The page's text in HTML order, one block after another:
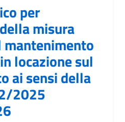
per
misura
locazione sul
ai sensi della
2025